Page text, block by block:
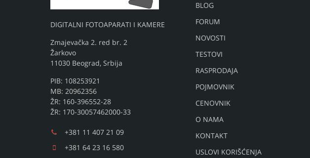
DIGITALNI FOTOAPARATI I KAMERE
Zmajevačka 2. red br. 2
Žarkovo
11030 Beograd, Srbija
PIB: 108253921
MB: 20962356
ŽR: 160-396552-28
ŽR: 170-30057462000-33
+381 11 407 21 09
+381 64 23 16 580
BLOG
FORUM
NOVOSTI
TESTOVI
RASPRODAJA
POJMOVNIK
CENOVNIK
O NAMA
KONTAKT
USLOVI KORIŠĆENJA